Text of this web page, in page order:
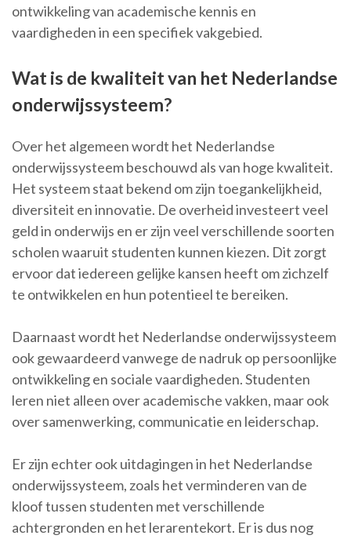
ontwikkeling van academische kennis en
vaardigheden in een specifiek vakgebied.
Wat is de kwaliteit van het Nederlandse
onderwijssysteem?
Over het algemeen wordt het Nederlandse
onderwijssysteem beschouwd als van hoge kwaliteit.
Het systeem staat bekend om zijn toegankelijkheid,
diversiteit en innovatie. De overheid investeert veel
geld in onderwijs en er zijn veel verschillende soorten
scholen waaruit studenten kunnen kiezen. Dit zorgt
ervoor dat iedereen gelijke kansen heeft om zichzelf
te ontwikkelen en hun potentieel te bereiken.
Daarnaast wordt het Nederlandse onderwijssysteem
ook gewaardeerd vanwege de nadruk op persoonlijke
ontwikkeling en sociale vaardigheden. Studenten
leren niet alleen over academische vakken, maar ook
over samenwerking, communicatie en leiderschap.
Er zijn echter ook uitdagingen in het Nederlandse
onderwijssysteem, zoals het verminderen van de
kloof tussen studenten met verschillende
achtergronden en het lerarentekort. Er is dus nog